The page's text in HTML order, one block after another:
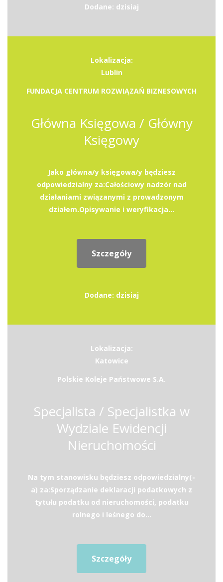
Dodane: dzisiaj
Lokalizacja:
Lublin
FUNDACJA CENTRUM ROZWIĄZAŃ BIZNESOWYCH
Główna Księgowa / Główny
Księgowy
Jako główna/y księgowa/y będziesz
odpowiedzialny za:Całościowy nadzór nad
działaniami związanymi z prowadzonym
działem.Opisywanie i weryfikacja...
Szczegóły
Dodane: dzisiaj
Lokalizacja:
Katowice
Polskie Koleje Państwowe S.A.
Specjalista / Specjalistka w
Wydziale Ewidencji
Nieruchomości
Na tym stanowisku będziesz odpowiedzialny(-
a) za:Sporządzanie deklaracji podatkowych z
tytułu podatku od nieruchomości, podatku
rolnego i leśnego do...
Szczegóły